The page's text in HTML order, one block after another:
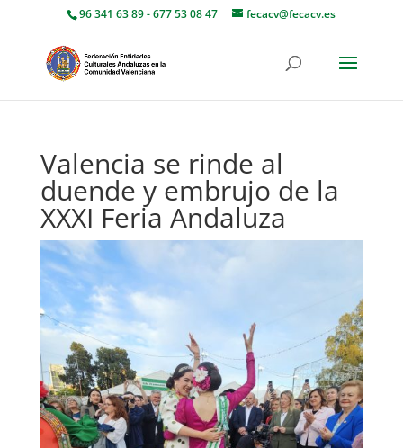
96 341 63 89 - 677 53 08 47 fecacv@fecacv.es
Valencia se rinde al
duende y embrujo de la
XXXI Feria Andaluza